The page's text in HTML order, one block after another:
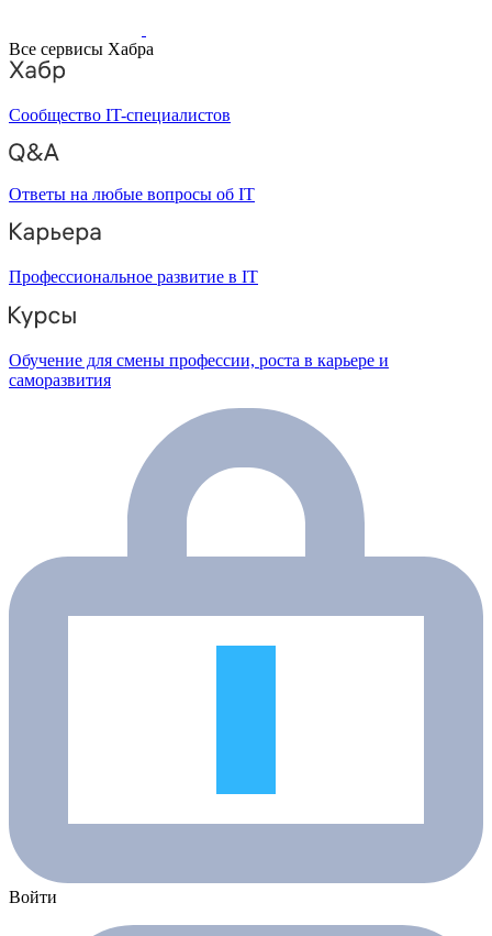
Все сервисы Хабра
Сообщество IT-специалистов
Ответы на любые вопросы об IT
Профессиональное развитие в IT
Обучение для смены профессии, роста в карьере и
саморазвития
Войти